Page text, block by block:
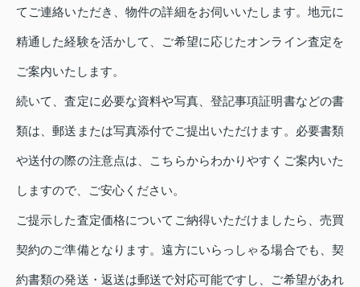
てご連絡いただき、物件の詳細をお伺いいたします。地元に
精通した経験を活かして、ご希望に応じたオンライン査定を
ご案内いたします。
続いて、査定に必要な資料や写真、登記事項証明書などの書
類は、郵送または写真添付でご提出いただけます。必要書類
や送付の際の注意点は、こちらからわかりやすくご案内いた
しますので、ご安心ください。
ご提示した査定価格についてご納得いただけましたら、売買
契約のご準備となります。遠方にいらっしゃる場合でも、契
約書類の発送・返送は郵送で対応可能ですし、ご希望があれ